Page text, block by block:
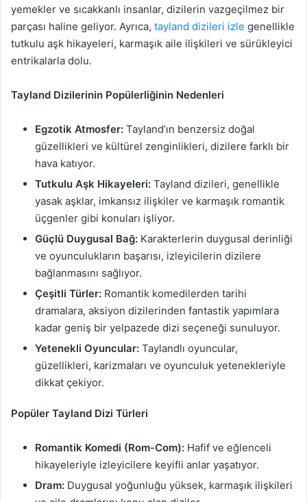
yemekler ve sıcakkanlı insanlar, dizilerin vazgeçilmez bir
parçası haline geliyor. Ayrıca, tayland dizileri izle genellikle
tutkulu aşk hikayeleri, karmaşık aile ilişkileri ve sürükleyici
entrikalarla dolu.
Tayland Dizilerinin Popülerliğinin Nedenleri
Egzotik Atmosfer: Tayland’ın benzersiz doğal
güzellikleri ve kültürel zenginlikleri, dizilere farklı bir
hava katıyor.
Tutkulu Aşk Hikayeleri: Tayland dizileri, genellikle
yasak aşklar, imkansız ilişkiler ve karmaşık romantik
üçgenler gibi konuları işliyor.
Güçlü Duygusal Bağ: Karakterlerin duygusal derinliği
ve oyunculukların başarısı, izleyicilerin dizilere
bağlanmasını sağlıyor.
Çeşitli Türler: Romantik komedilerden tarihi
dramalara, aksiyon dizilerinden fantastik yapımlara
kadar geniş bir yelpazede dizi seçeneği sunuluyor.
Yetenekli Oyuncular: Taylandlı oyuncular,
güzellikleri, karizmaları ve oyunculuk yetenekleriyle
dikkat çekiyor.
Popüler Tayland Dizi Türleri
Romantik Komedi (Rom-Com): Hafif ve eğlenceli
hikayeleriyle izleyicilere keyifli anlar yaşatıyor.
Dram: Duygusal yoğunluğu yüksek, karmaşık ilişkileri